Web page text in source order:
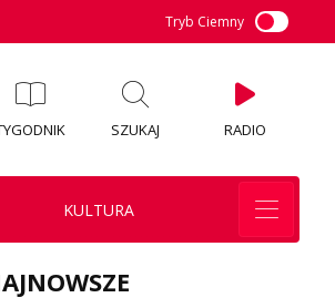
Tryb Ciemny
SZUKAJ RADIO
KULTURA